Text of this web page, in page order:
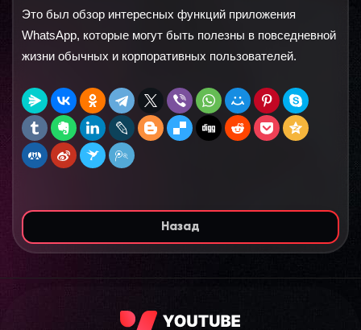
Это был обзор интересных функций приложения
WhatsApp, которые могут быть полезны в повседневной
жизни обычных и корпоративных пользователей.
Назад